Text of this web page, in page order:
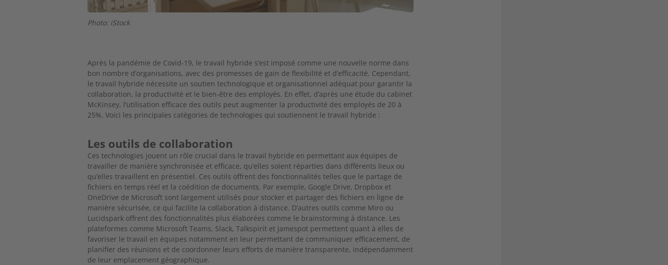
Photo: iStock
Après la pandémie de Covid-19, le travail hybride s’est imposé comme une nouvelle norme dans
bon nombre d’organisations, avec des promesses de gain de flexibilité et d’efficacité. Cependant,
le travail hybride nécessite un soutien technologique et organisationnel adéquat pour garantir la
collaboration, la productivité et le bien-être des employés. En effet, d’après une étude du cabinet
McKinsey, l’utilisation efficace des outils peut augmenter la productivité des employés de 20 à
25%. Voici les principales catégories de technologies qui soutiennent le travail hybride :
Les outils de collaboration
Ces technologies jouent un rôle crucial dans le travail hybride en permettant aux équipes de
travailler de manière synchronisée et efficace, qu’elles soient réparties dans différents lieux ou
qu’elles travaillent en présentiel. Ces outils offrent des fonctionnalités telles que le partage de
fichiers en temps réel et la coédition de documents. Par exemple, Google Drive, Dropbox et
OneDrive de Microsoft sont largement utilisés pour stocker et partager des fichiers en ligne de
manière sécurisée, ce qui facilite la collaboration à distance. D’autres outils comme Miro ou
Lucidspark offrent des fonctionnalités plus élaborées comme le brainstorming à distance. Les
plateformes comme Microsoft Teams, Slack, Talkspirit et Jamespot permettent quant à elles de
favoriser le travail en équipes notamment en leur permettant de communiquer efficacement, de
planifier des réunions et de coordonner leurs efforts de manière transparente, indépendamment
de leur emplacement géographique.